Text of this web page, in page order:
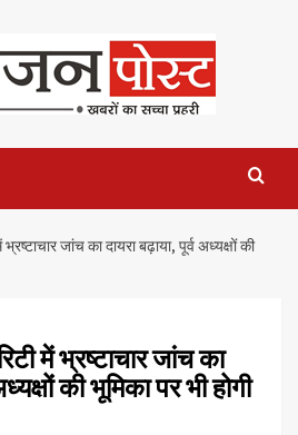
जांच का दायरा बढ़ाया, पूर्व अध्यक्षों की
में भ्रष्टाचार जांच का
की भूमिका पर भी होगी